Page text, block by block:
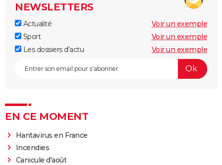
NEWSLETTERS
Actualité
Voir un exemple
Sport
Voir un exemple
Les dossiers d'actu
Voir un exemple
EN CE MOMENT
Hantavirus en France
Incendies
Canicule d'août